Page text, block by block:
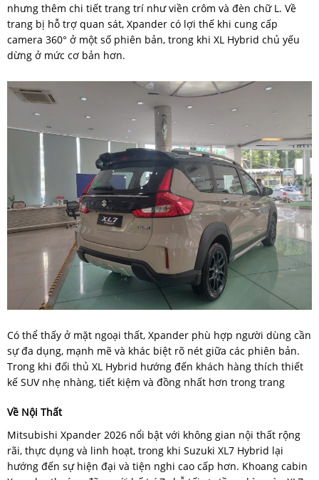
nhưng thêm chi tiết trang trí như viền crôm và đèn chữ L. Về
trang bị hỗ trợ quan sát, Xpander có lợi thế khi cung cấp
camera 360° ở một số phiên bản, trong khi XL Hybrid chủ yếu
dừng ở mức cơ bản hơn.
Có thể thấy ở mặt ngoại thất, Xpander phù hợp người dùng cần
sự đa dụng, mạnh mẽ và khác biệt rõ nét giữa các phiên bản.
Trong khi đối thủ XL Hybrid hướng đến khách hàng thích thiết
kế SUV nhẹ nhàng, tiết kiệm và đồng nhất hơn trong trang
Về Nội Thất
Mitsubishi Xpander 2026 nổi bật với không gian nội thất rộng
rãi, thực dụng và linh hoạt, trong khi Suzuki XL7 Hybrid lại
hướng đến sự hiện đại và tiện nghi cao cấp hơn. Khoang cabin